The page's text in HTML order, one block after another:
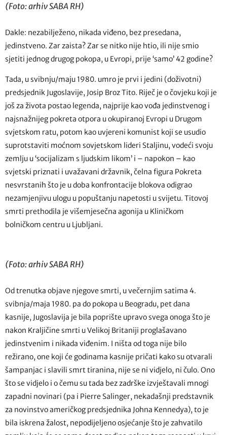
(Foto: arhiv SABA RH)
Dakle: nezabilježeno, nikada viđeno, bez presedana,
jedinstveno. Zar zaista? Zar se nitko nije htio, ili nije smio
sjetiti jednog drugog pokopa, u Evropi, prije ‘samo’ 42 godine?
Tada, u svibnju/maju 1980. umro je prvi i jedini (doživotni)
predsjednik Jugoslavije, Josip Broz Tito. Riječ je o čovjeku koji je
još za života postao legenda, najprije kao vođa jedinstvenog i
najsnažnijeg pokreta otpora u okupiranoj Evropi u Drugom
svjetskom ratu, potom kao uvjereni komunist koji se usudio
suprotstaviti moćnom sovjetskom lideri Staljinu, vodeći svoju
zemlju u ‘socijalizam s ljudskim likom’ i – napokon – kao
svjetski priznati i uvažavani državnik, čelna figura Pokreta
nesvrstanih što je u doba konfrontacije blokova odigrao
nezamjenjivu ulogu u popuštanju napetosti u svijetu. Titovoj
smrti prethodila je višemjesečna agonija u Kliničkom
bolničkom centru u Ljubljani.
(Foto: arhiv SABA RH)
Od trenutka objave njegove smrti, u večernjim satima 4.
svibnja/maja 1980. pa do pokopa u Beogradu, pet dana
kasnije, Jugoslavija je bila poprište upravo svega onoga što je
nakon Kraljičine smrti u Velikoj Britaniji proglašavano
jedinstvenim i nikada viđenim. I ništa od toga nije bilo
režirano, one koji će godinama kasnije pričati kako su otvarali
šampanjac i slavili smrt tiranina, nije se ni vidjelo, ni čulo. Ono
što se vidjelo i o čemu su tada bez zadrške izvještavali mnogi
zapadni novinari (pa i Pierre Salinger, nekadašnji predstavnik
za novinstvo američkog predsjednika Johna Kennedya), to je
bila iskrena žalost, nepodijeljeno osjećanje što je zahvatilo